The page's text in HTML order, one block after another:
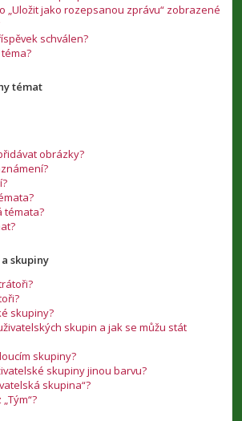
„Uložit jako rozepsanou zprávu“ zobrazené
schválen?
témat
obrázky?
témata?
skupiny
skupiny?
skupin a jak se můžu stát
skupiny?
skupiny jinou barvu?
skupina“?